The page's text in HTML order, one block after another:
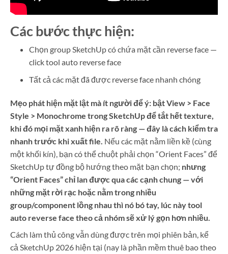
Các bước thực hiện:
Chọn group SketchUp có chứa mặt cần reverse face —
click tool auto reverse face
Tất cả các mặt đã được reverse face nhanh chóng
Mẹo phát hiện mặt lật mà ít người để ý: bật View > Face
Style > Monochrome trong SketchUp để tắt hết texture,
khi đó mọi mặt xanh hiện ra rõ ràng — đây là cách kiểm tra
nhanh trước khi xuất file. Nếu các mặt nằm liền kề (cùng
một khối kín), bạn có thể chuột phải chọn “Orient Faces” để
SketchUp tự đồng bộ hướng theo mặt bạn chọn; nhưng
“Orient Faces” chỉ lan được qua các cạnh chung — với
những mặt rời rạc hoặc nằm trong nhiều
group/component lồng nhau thì nó bó tay, lúc này tool
auto reverse face theo cả nhóm sẽ xử lý gọn hơn nhiều.
Cách làm thủ công vẫn dùng được trên mọi phiên bản, kể
cả SketchUp 2026 hiện tại (nay là phần mềm thuê bao theo